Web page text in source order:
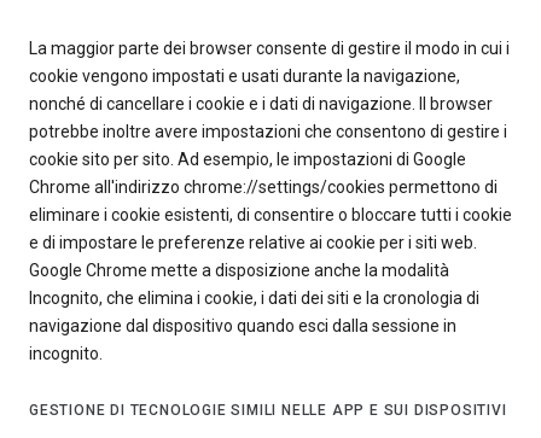
La maggior parte dei browser consente di gestire il modo in cui i
cookie vengono impostati e usati durante la navigazione,
nonché di cancellare i cookie e i dati di navigazione. Il browser
potrebbe inoltre avere impostazioni che consentono di gestire i
cookie sito per sito. Ad esempio, le impostazioni di Google
Chrome all'indirizzo chrome://settings/cookies permettono di
eliminare i cookie esistenti, di consentire o bloccare tutti i cookie
e di impostare le preferenze relative ai cookie per i siti web.
Google Chrome mette a disposizione anche la modalità
Incognito, che elimina i cookie, i dati dei siti e la cronologia di
navigazione dal dispositivo quando esci dalla sessione in
incognito.
GESTIONE DI TECNOLOGIE SIMILI NELLE APP E SUI DISPOSITIVI